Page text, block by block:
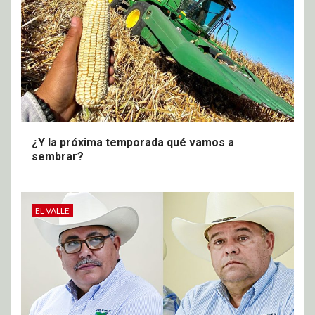
¿Y la próxima temporada qué vamos a
sembrar?
EL VALLE